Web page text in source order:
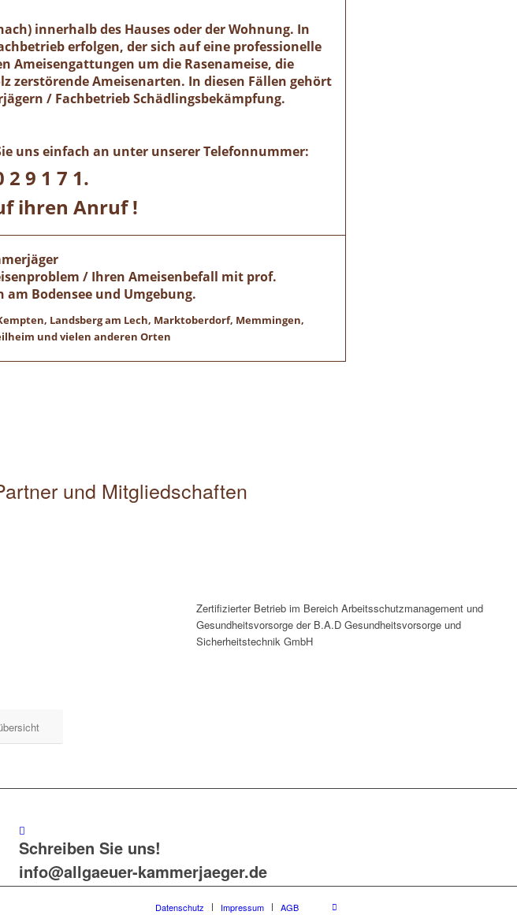
innerhalb des Hauses oder der Wohnung. In
erfolgen, der sich auf eine professionelle
Ameisengattungen um die Rasenameise, die
zerstörende Ameisenarten. In diesen Fällen gehört
/ Fachbetrieb Schädlingsbekämpfung.
uns einfach an unter unserer Telefonnummer:
2 9 1 7 1.
ihren Anruf !
/ Ihren Ameisenbefall mit prof.
am Bodensee und Umgebung.
Landsberg am Lech, Marktoberdorf, Memmingen,
und vielen anderen Orten
und Mitgliedschaften
Zertifizierter Betrieb im Bereich Arbeitsschutzmanagement und
Gesundheitsvorsorge der B.A.D Gesundheitsvorsorge und
Sicherheitstechnik GmbH
Schreiben Sie uns!
info@allgaeuer-kammerjaeger.de
Datenschutz Impressum AGB